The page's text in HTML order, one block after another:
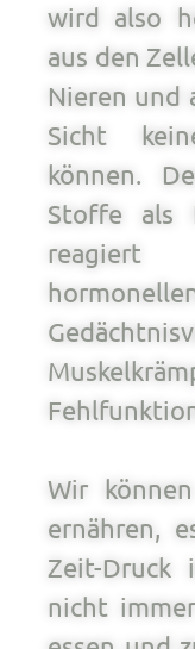
wird also
aus den
Nieren und
Sicht
können.
Stoffe als
Wir
ernähren,
Zeit-Druck
nicht